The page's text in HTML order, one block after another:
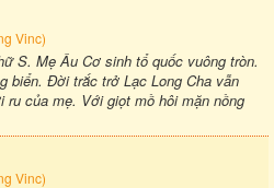
Vinc)
S. Mẹ Âu Cơ sinh tổ quốc vuông tròn.
biển. Đời trắc trở Lạc Long Cha vẫn
của mẹ. Với giọt mồ hôi mặn nồng
Vinc)